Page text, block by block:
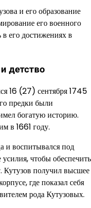
и его образование
его военного
его достижениях в
детство
16 (27) сентября 1745
предки были
богатую историю.
в 1661 году.
и воспитывался под
чтобы обеспечить
Кутузов получил высшее
где показал себя
рода Кутузовых.